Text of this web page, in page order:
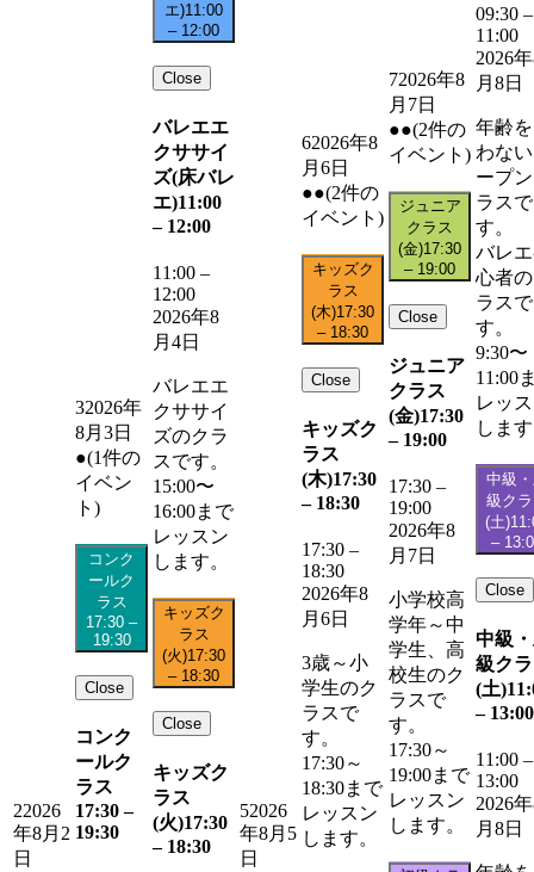
22026
年8月2
日
32026年
8月3日
●(1件の
イベン
ト)
コンク
ールク
ラス
17:30 –
19:30
Close
コンク
ールク
ラス
17:30 –
19:30
エ)11:00
– 12:00
Close
バレエエ
クササイ
ズ(床バレ
エ)11:00
– 12:00
11:00 –
12:00
2026年8
月4日
バレエエ
クササイ
ズのクラ
スです。
15:00〜
16:00まで
レッスン
します。
キッズク
ラス
(火)17:30
– 18:30
Close
キッズク
ラス
(火)17:30
– 18:30
52026
年8月5
日
62026年8
月6日
●●(2件の
イベント)
キッズク
ラス
(木)17:30
– 18:30
Close
キッズク
ラス
(木)17:30
– 18:30
17:30 –
18:30
2026年8
月6日
3歳～小
学生のク
ラスで
す。
17:30～
18:30まで
レッスン
します。
72026年8
月7日
●●(2件の
イベント)
ジュニア
クラス
(金)17:30
– 19:00
Close
ジュニア
クラス
(金)17:30
– 19:00
17:30 –
19:00
2026年8
月7日
小学校高
学年～中
学生、高
校生のク
ラスで
す。
17:30～
19:00まで
レッスン
します。
09:30 –
11:00
2026
月8日
年齢
わな
ープ
ラスで
す。
バレ
心者
ラスで
す。
9:30〜
11:00
レッ
しま
中級
級ク
(土)
–
Close
中級
級ク
(土)
– 13:00
11:00 –
13:00
2026
月8日